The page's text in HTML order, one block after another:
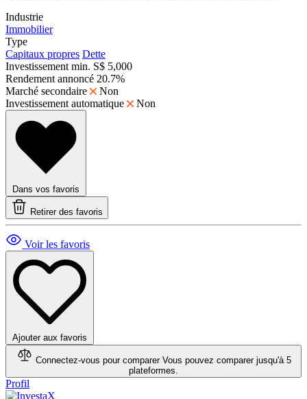
Industrie
Immobilier
Type
Capitaux propres Dette
Investissement min. S$ 5,000
Rendement annoncé 20.7%
Marché secondaire
Non
Investissement automatique
Non
Dans vos favoris
Retirer des favoris
Voir les favoris
Ajouter aux favoris
Connectez-vous pour comparer Vous pouvez comparer jusqu'à 5
plateformes.
Profil